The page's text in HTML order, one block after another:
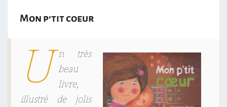
U
R
L
E
Mon p’tit coeur
U n très
beau
livre,
illustré de jolis